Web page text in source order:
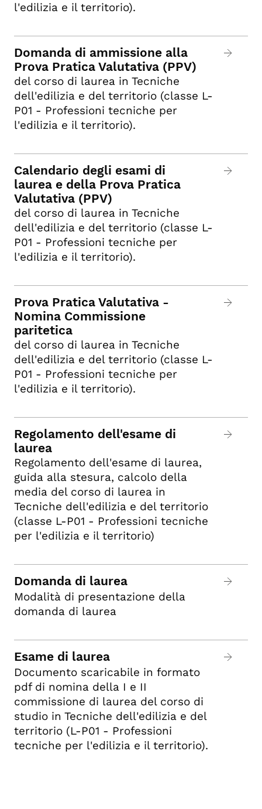
l'edilizia e il territorio).
Domanda di ammissione alla
Prova Pratica Valutativa (PPV)
del corso di laurea in Tecniche
dell'edilizia e del territorio (classe L-
P01 - Professioni tecniche per
l'edilizia e il territorio).
Calendario degli esami di
laurea e della Prova Pratica
Valutativa (PPV)
del corso di laurea in Tecniche
dell'edilizia e del territorio (classe L-
P01 - Professioni tecniche per
l'edilizia e il territorio).
Prova Pratica Valutativa -
Nomina Commissione
paritetica
del corso di laurea in Tecniche
dell'edilizia e del territorio (classe L-
P01 - Professioni tecniche per
l'edilizia e il territorio).
Regolamento dell'esame di
laurea
Regolamento dell'esame di laurea,
guida alla stesura, calcolo della
media del corso di laurea in
Tecniche dell'edilizia e del territorio
(classe L-P01 - Professioni tecniche
per l'edilizia e il territorio)
Domanda di laurea
Modalità di presentazione della
domanda di laurea
Esame di laurea
Documento scaricabile in formato
pdf di nomina della I e II
commissione di laurea del corso di
studio in Tecniche dell'edilizia e del
territorio (L-P01 - Professioni
tecniche per l'edilizia e il territorio).